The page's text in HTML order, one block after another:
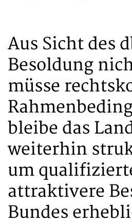
Aus Sicht des
Besoldung
müsse
bleibe das
weiterhin
um
attraktivere
Bundes